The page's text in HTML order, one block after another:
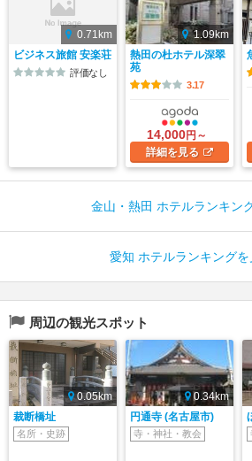
0.71km
ビジネス旅館 安楽荘
評価なし
1.09km
熱田の杜ホテル深翠
苑
3.17
14,000円～
詳細を見る
金山・熱田 ホテルランキン
愛知 ホテルランキングを
周辺の観光スポット
0.05km
裁断橋址
名所・史跡
0.34km
円通寺 (名古屋市)
寺・神社・教会